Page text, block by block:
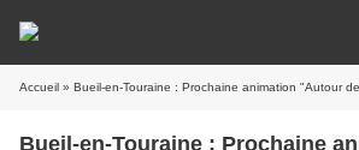
Accueil » Bueil-en-Touraine : Prochaine animation "Autour
Bueil-en-Touraine : Prochaine